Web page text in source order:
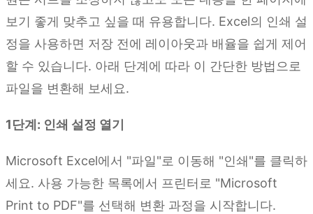
보기 좋게 맞추고 싶을 때 유용합니다. Excel의 인쇄 설
정을 사용하면 저장 전에 레이아웃과 배율을 쉽게 제어
할 수 있습니다. 아래 단계에 따라 이 간단한 방법으로
파일을 변환해 보세요.
1단계: 인쇄 설정 열기
Microsoft Excel에서 "파일"로 이동해 "인쇄"를 클릭하
세요. 사용 가능한 목록에서 프린터로 "Microsoft
Print to PDF"를 선택해 변환 과정을 시작합니다.